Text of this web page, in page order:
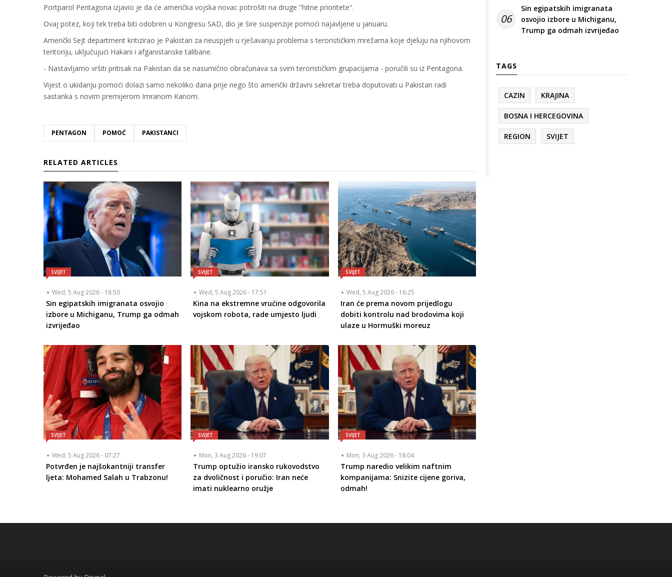
Portparol Pentagona izjavio je da će američka vojska novac potrošiti na druge "hitne prioritete".
Ovaj potez, koji tek treba biti odobren u Kongresu SAD, dio je šire suspenzije pomoći najavljene u januaru.
Američki Sejt department kritizirao je Pakistan za neuspjeh u rješavanju problema s terorističkim mrežama koje djeluju na njihovom
teritoriju, uključujući Hakani i afganistanske talibane.
- Nastavljamo vršiti pritisak na Pakistan da se nasumično obračunava sa svim terorističkim grupacijama - poručili su iz Pentagona.
Vijest o ukidanju pomoći dolazi samo nekoliko dana prije nego što američki državni sekretar treba doputovati u Pakistan radi
sastanka s novim premijerom Imranom Kanom.
PENTAGON POMOĆ PAKISTANCI
RELATED ARTICLES
SVIJET
Wed, 5 Aug 2026 - 18:50
Sin egipatskih imigranata osvojio
izbore u Michiganu, Trump ga odmah
izvrijeđao
SVIJET
Wed, 5 Aug 2026 - 17:51
Kina na ekstremne vrućine odgovorila
vojskom robota, rade umjesto ljudi
SVIJET
Wed, 5 Aug 2026 - 16:25
Iran će prema novom prijedlogu
dobiti kontrolu nad brodovima koji
ulaze u Hormuški moreuz
SVIJET
Wed, 5 Aug 2026 - 07:27
Potvrđen je najšokantniji transfer
ljeta: Mohamed Salah u Trabzonu!
SVIJET
Mon, 3 Aug 2026 - 19:07
Trump optužio iransko rukovodstvo
za dvoličnost i poručio: Iran neće
imati nuklearno oružje
SVIJET
Mon, 3 Aug 2026 - 18:04
Trump naredio velikim naftnim
kompanijama: Snizite cijene goriva,
odmah!
06
Sin egipatskih imigranata
osvojio izbore u Michiganu,
Trump ga odmah izvrijeđao
TAGS
CAZIN KRAJINA
BOSNA I HERCEGOVINA
REGION SVIJET